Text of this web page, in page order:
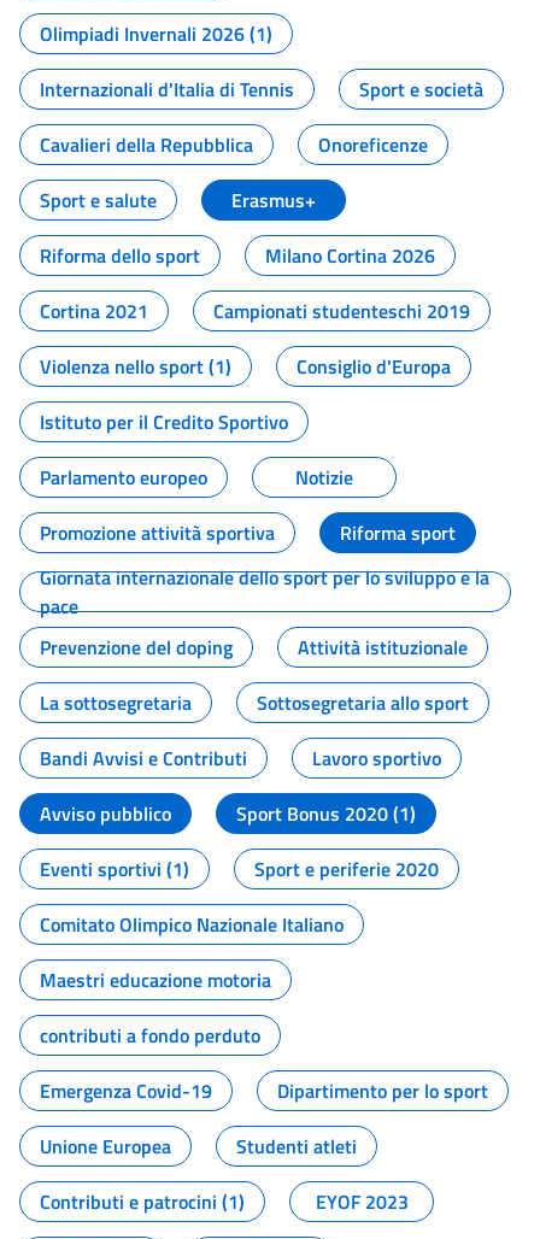
Olimpiadi Invernali 2026 (1)
Internazionali d'Italia di Tennis
Sport e società
Cavalieri della Repubblica
Onoreficenze
Sport e salute
Erasmus+
Riforma dello sport
Milano Cortina 2026
Cortina 2021
Campionati studenteschi 2019
Violenza nello sport (1)
Consiglio d'Europa
Istituto per il Credito Sportivo
Parlamento europeo
Notizie
Promozione attività sportiva
Riforma sport
Giornata internazionale dello sport per lo sviluppo e la
pace
Prevenzione del doping
Attività istituzionale
La sottosegretaria
Sottosegretaria allo sport
Bandi Avvisi e Contributi
Lavoro sportivo
Avviso pubblico
Sport Bonus 2020 (1)
Eventi sportivi (1)
Sport e periferie 2020
Comitato Olimpico Nazionale Italiano
Maestri educazione motoria
contributi a fondo perduto
Emergenza Covid-19
Dipartimento per lo sport
Unione Europea
Studenti atleti
Contributi e patrocini (1)
EYOF 2023